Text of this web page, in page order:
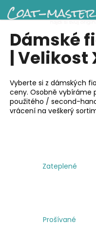
Přejít
na
obsah
Dámské
| Velikost
Vyberte si z dámských
ceny. Osobně vybíráme
použitého / second-
vrácení na veškerý
Zateplené
Prošívané
o
C
o
p
o
t
ř